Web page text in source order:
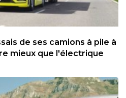
de ses camions à pile à
mieux que l'électrique